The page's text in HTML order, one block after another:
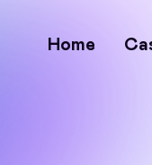
Home